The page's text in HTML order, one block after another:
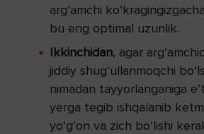
arg‘amchi
bu eng optimal uzunlik.
Ikkinchidan, agar
jiddiy shug‘ullanmoqchi
nimadan tayyorlanganiga
yerga tegib ishqalanib
yo‘g‘on va zich bo‘lishi